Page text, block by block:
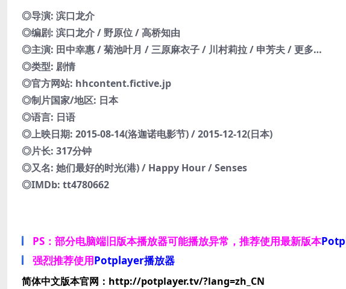
◎导演: 滨口龙介
◎编剧: 滨口龙介 / 野原位 / 高桥知由
◎主演: 田中幸惠 / 菊池叶月 / 三原麻衣子 / 川村莉拉 / 申芳夫 / 更多…
◎类型: 剧情
◎官方网站: hhcontent.fictive.jp
◎制片国家/地区: 日本
◎语言: 日语
◎上映日期: 2015-08-14(洛迦诺电影节) / 2015-12-12(日本)
◎片长: 317分钟
◎又名: 她们最好的时光(港) / Happy Hour / Senses
◎IMDb: tt4780662
PS：部分电脑端旧版本播放器可能播放异常，推荐使用最新版本
强烈推荐使用Potplayer播放器
简体中文版本官网：http://potplayer.tv/?lang=zh_CN